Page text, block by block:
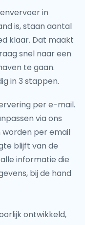
in
is, staan aantal
klaar. Dat maakt
snel naar een
te gaan.
in 3 stappen.
per e-mail.
via ons
worden per email
blijft van de
informatie die
bij de hand
ontwikkeld,